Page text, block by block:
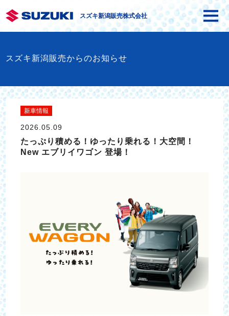
スズキ新潟販売株式会社
スズキ新潟販売からのお知らせ
新車情報
2026.05.09
たっぷり積める！ゆったり乗れる！大空間！
New エブリイワゴン 登場！